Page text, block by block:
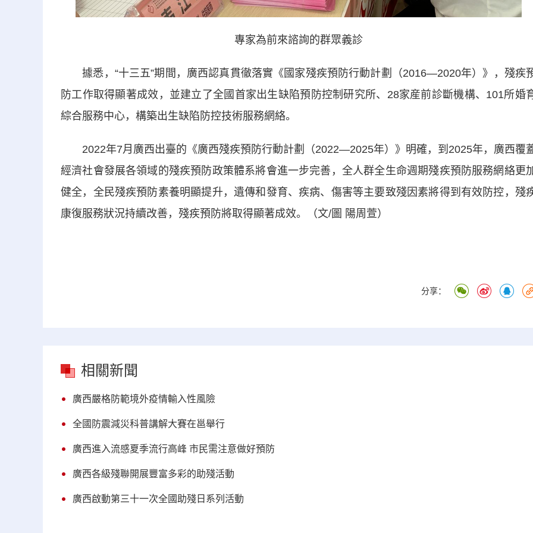
專家為前來諮詢的群眾義診
據悉，“十三五”期間，廣西認真貫徹落實《國家殘疾預防行動計劃（2016—2020年）》，殘疾
防工作取得顯著成效，並建立了全國首家出生缺陷預防控制研究所、28家産前診斷機構、101所婚
綜合服務中心，構築出生缺陷防控技術服務網絡。
2022年7月廣西出臺的《廣西殘疾預防行動計劃（2022—2025年）》明確，到2025年，廣西覆
經濟社會發展各領域的殘疾預防政策體系將會進一步完善，全人群全生命週期殘疾預防服務網絡更
健全，全民殘疾預防素養明顯提升，遺傳和發育、疾病、傷害等主要致殘因素將得到有效防控，殘
康復服務狀況持續改善，殘疾預防將取得顯著成效。（文/圖 陽周萱）
分享：
相關新聞
廣西嚴格防範境外疫情輸入性風險
全國防震減災科普講解大賽在邕舉行
廣西進入流感夏季流行高峰 市民需注意做好預防
廣西各級殘聯開展豐富多彩的助殘活動
廣西啟動第三十一次全國助殘日系列活動